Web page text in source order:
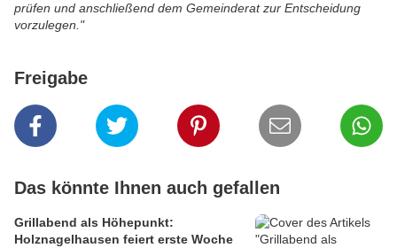
prüfen und anschließend dem Gemeinderat zur Entscheidung
vorzulegen."
Freigabe
Das könnte Ihnen auch gefallen
Grillabend als Höhepunkt:
Holznagelhausen feiert erste Woche